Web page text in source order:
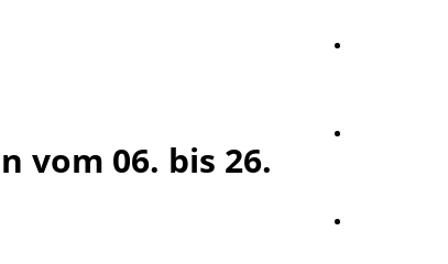
vom 06. bis 26.